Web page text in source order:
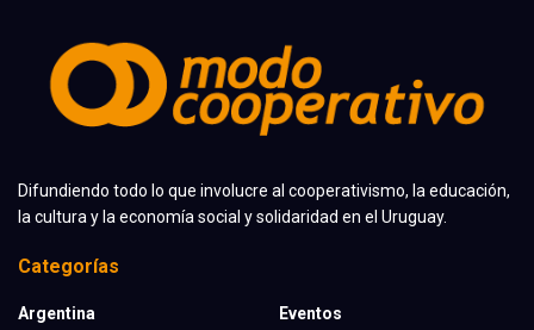
Difundiendo todo lo que involucre al cooperativismo, la educación,
la cultura y la economía social y solidaridad en el Uruguay.
Categorías
Argentina
Eventos